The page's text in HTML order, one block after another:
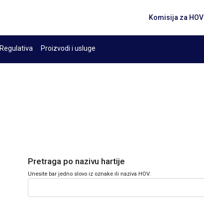
Komisija za HOV
Regulativa Proizvodi i usluge
Pretraga po nazivu hartije
Unesite bar jedno slovo iz oznake ili naziva HOV.